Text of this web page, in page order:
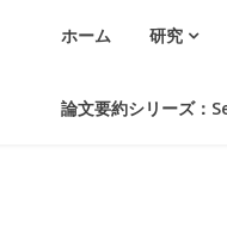
ホーム 研究
論文要約シリーズ：